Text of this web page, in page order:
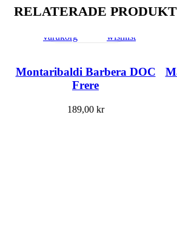
RELATERADE
Lägg
varukorg
QuickCompare
Add
wishlist
Montaribaldi Barbera DOC
Frere
189,00 kr